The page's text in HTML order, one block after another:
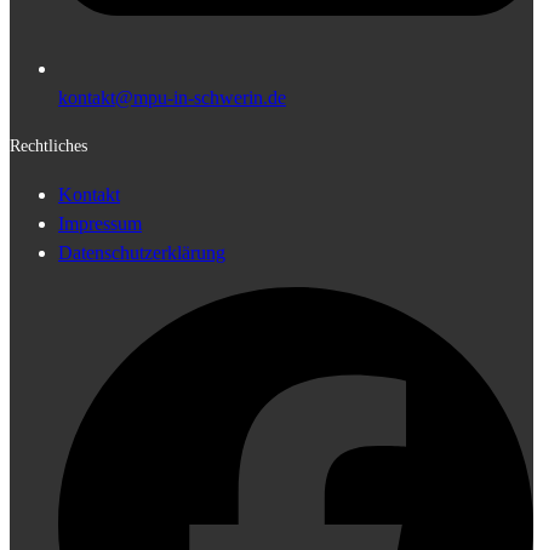
kontakt@mpu-in-schwerin.de
Rechtliches
Kontakt
Impressum
Datenschutzerklärung